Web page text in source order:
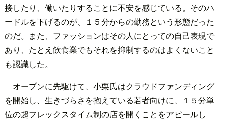
接したり、働いたりすることに不安を感じている。そのハ
ードルを下げるのが、１５分からの勤務という形態だった
のだ。また、ファッションはその人にとっての自己表現で
あり、たとえ飲食業でもそれを抑制するのはよくないこと
も認識した。
オープンに先駆けて、小栗氏はクラウドファンディング
を開始し、生きづらさを抱えている若者向けに、１５分単
位の超フレックスタイム制の店を開くことをアピールし